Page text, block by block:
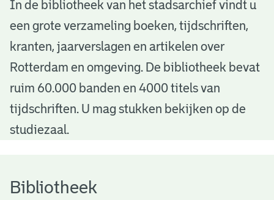
B
b
o
h
In de bibliotheek van het stadsarchief vindt u
een grote verzameling boeken, tijdschriften,
kranten, jaarverslagen en artikelen over
Rotterdam en omgeving. De bibliotheek bevat
ruim 60.000 banden en 4000 titels van
tijdschriften. U mag stukken bekijken op de
studiezaal.
Bibliotheek